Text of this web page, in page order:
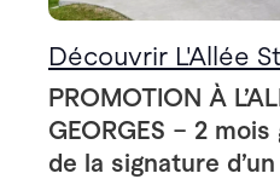
Découvrir L'Allée
PROMOTION À
GEORGES – 2
de la signature